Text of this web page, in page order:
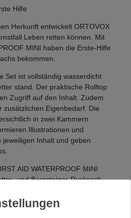
Hilfe
Herkunft entwickelt ORTOVOX
Leben retten können. Mit
MINI haben die Erste-Hilfe
bekommen.
Set ist vollständig wasserdicht
stand. Der praktische Rolltop
Zugriff auf den Inhalt. Zudem
zusätzlichen Eigenbedarf. Die
in zwei Kammern
Illustrationen und
Inhalt und geben
AID WATERPROOF MINI
und Bergsteiger-Rucksack.